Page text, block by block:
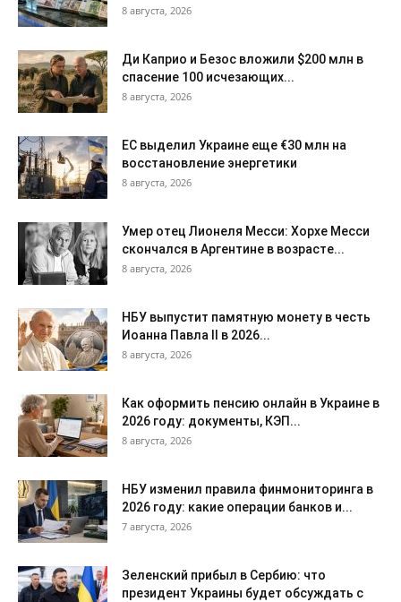
8 августа, 2026
Ди Каприо и Безос вложили $200 млн в
спасение 100 исчезающих...
8 августа, 2026
ЕС выделил Украине еще €30 млн на
восстановление энергетики
8 августа, 2026
Умер отец Лионеля Месси: Хорхе Месси
скончался в Аргентине в возрасте...
8 августа, 2026
НБУ выпустит памятную монету в честь
Иоанна Павла II в 2026...
8 августа, 2026
Как оформить пенсию онлайн в Украине в
2026 году: документы, КЭП...
8 августа, 2026
НБУ изменил правила финмониторинга в
2026 году: какие операции банков и...
7 августа, 2026
Зеленский прибыл в Сербию: что
президент Украины будет обсуждать с